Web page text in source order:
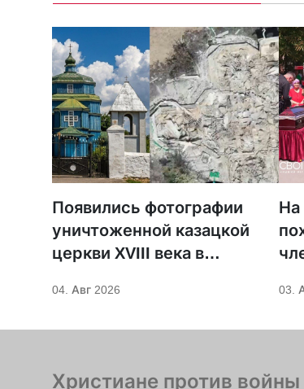
Появились фотографии
уничтоженной казацкой
церкви XVIII века в
04. Авг 2026
На
03.
Христиане против войны